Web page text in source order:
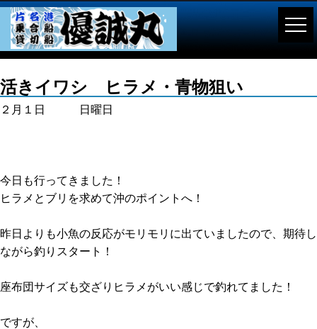
活きイワシ ヒラメ・青物狙い
２月１日 日曜日
今日も行ってきました！
ヒラメとブリを求めて沖のポイントへ！
昨日よりも小魚の反応がモリモリに出ていましたので、期待し
ながら釣りスタート！
座布団サイズも交ざりヒラメがいい感じで釣れてました！
ですが、